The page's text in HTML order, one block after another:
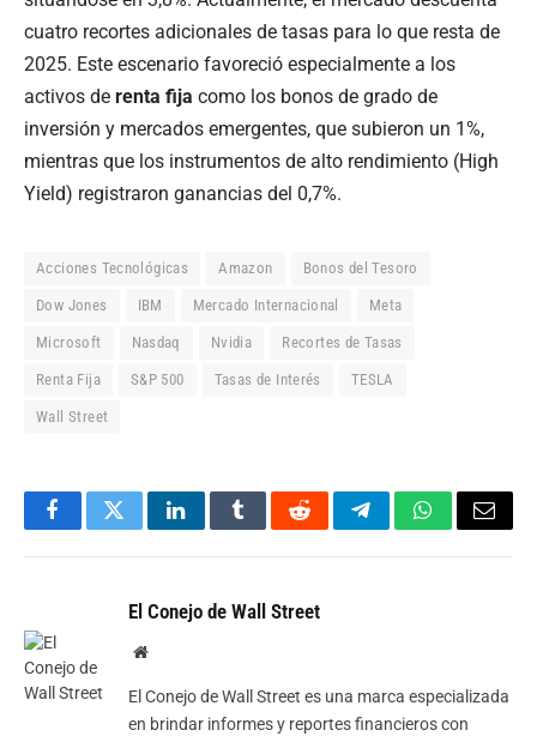
cuatro recortes adicionales de tasas para lo que resta de
2025. Este escenario favoreció especialmente a los
activos de renta fija como los bonos de grado de
inversión y mercados emergentes, que subieron un 1%,
mientras que los instrumentos de alto rendimiento (High
Yield) registraron ganancias del 0,7%.
Acciones Tecnológicas Amazon Bonos del Tesoro
Dow Jones IBM Mercado Internacional Meta
Microsoft Nasdaq Nvidia Recortes de Tasas
Renta Fija S&P 500 Tasas de Interés TESLA
Wall Street
FacebookTwitterLinkedInTumblrRedditTelegramWhatsApp
Email
El Conejo de Wall Street
Website
El Conejo de Wall Street es una marca especializada
en brindar informes y reportes financieros con